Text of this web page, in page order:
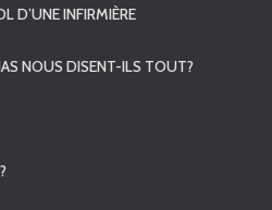
D’UNE INFIRMIÈRE
NOUS DISENT-ILS TOUT?